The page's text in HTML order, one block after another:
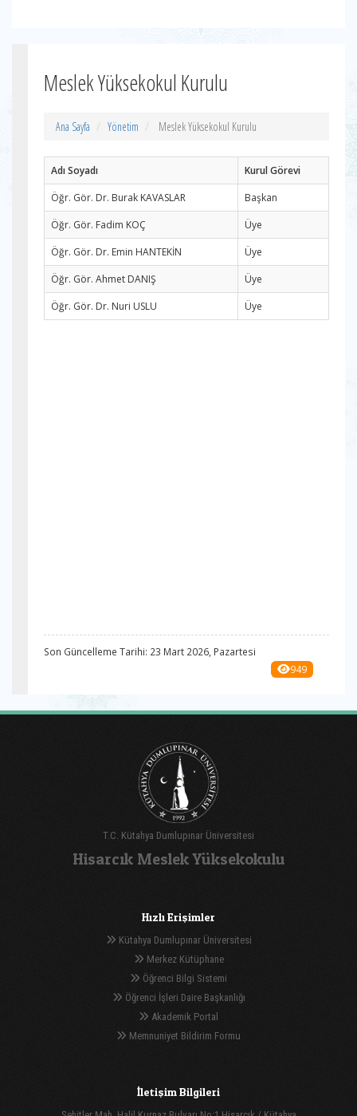
Meslek Yüksekokul Kurulu
Ana Sayfa Yönetim Meslek Yüksekokul Kurulu
Adı Soyadı
Kurul Görevi
Öğr. Gör. Dr. Burak KAVASLAR
Başkan
Öğr. Gör. Fadim KOÇ
Üye
Öğr. Gör. Dr. Emin HANTEKİN
Üye
Öğr. Gör. Ahmet DANIŞ
Üye
Öğr. Gör. Dr. Nuri USLU
Üye
Son Güncelleme Tarihi: 23 Mart 2026, Pazartesi
949
T.C. Kütahya Dumlupınar Üniversitesi
Hisarcık Meslek Yüksekokulu
Hızlı Erişimler
Kütahya Dumlupınar Üniversitesi
Merkez Kütüphane
Öğrenci Bilgi Sistemi
Öğrenci İşleri Daire Başkanlığı
Akademik Portal
Memnuniyet Bildirim Formu
İletişim Bilgileri